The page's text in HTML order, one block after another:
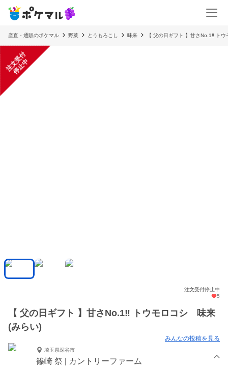
産直・通販のポケマル 野菜 とうもろこし 味来 【 父の日ギフト 】甘さNo.1‼️ ト
注
文
受
付
停
止
中
注文受付停止中
5
【 父の日ギフト 】甘さNo.1‼️ トウモロコシ 味来
(みらい)
みんなの投稿を見る
埼玉県深谷市
篠崎 祭 | カントリーファーム